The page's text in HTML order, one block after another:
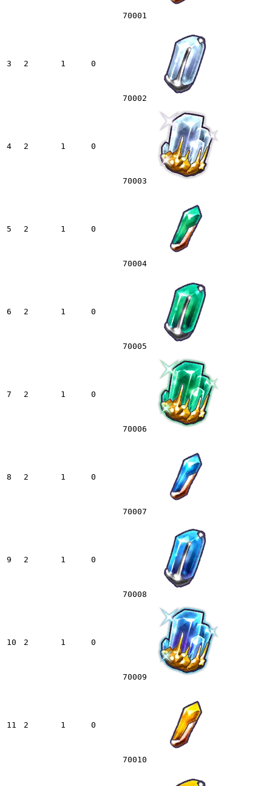
70001
3 2 1 0
70002
4 2 1 0
70003
5 2 1 0
70004
6 2 1 0
70005
7 2 1 0
70006
8 2 1 0
70007
9 2 1 0
70008
10 2 1 0
70009
11 2 1 0
70010